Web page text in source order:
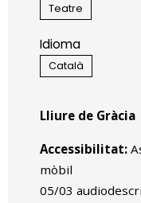
Teatre
Idioma
Català
Lliure de Gràcia
Accessibilitat:
mòbil
05/03